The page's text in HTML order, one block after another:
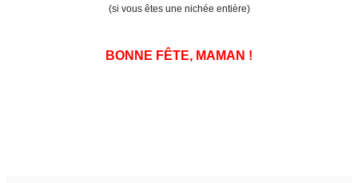
(si vous êtes une nichée entière)
BONNE FÊTE, MAMAN !